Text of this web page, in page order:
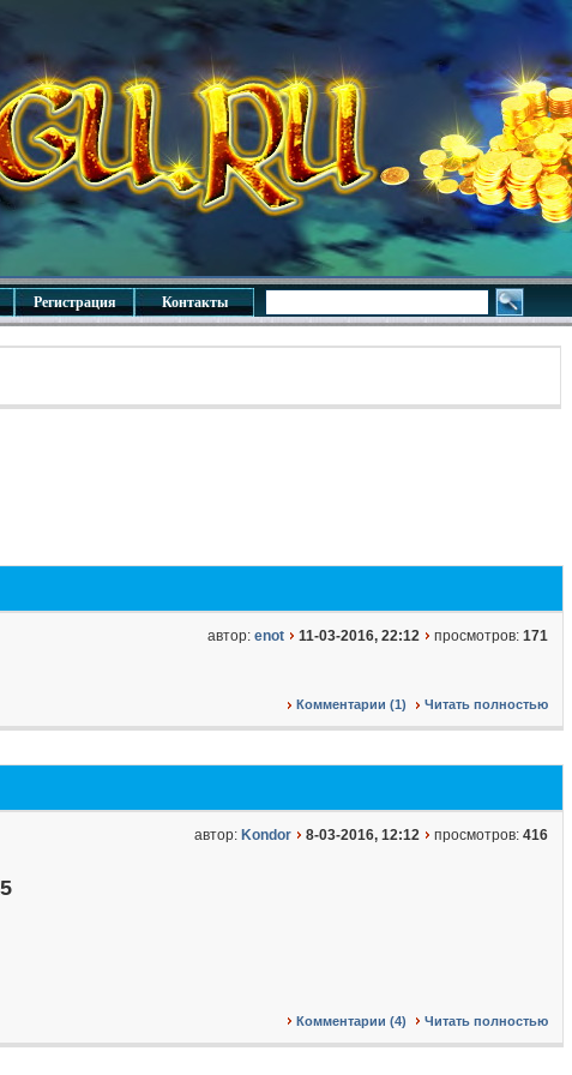
Регистрация Контакты
автор: enot 11-03-2016, 22:12 просмотров: 171
Комментарии (1) Читать полностью
автор: Kondor 8-03-2016, 12:12 просмотров: 416
Комментарии (4) Читать полностью